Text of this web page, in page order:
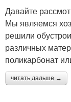
Давайте
Мы являемся
решили
различных
поликарбонат
читать дальше →